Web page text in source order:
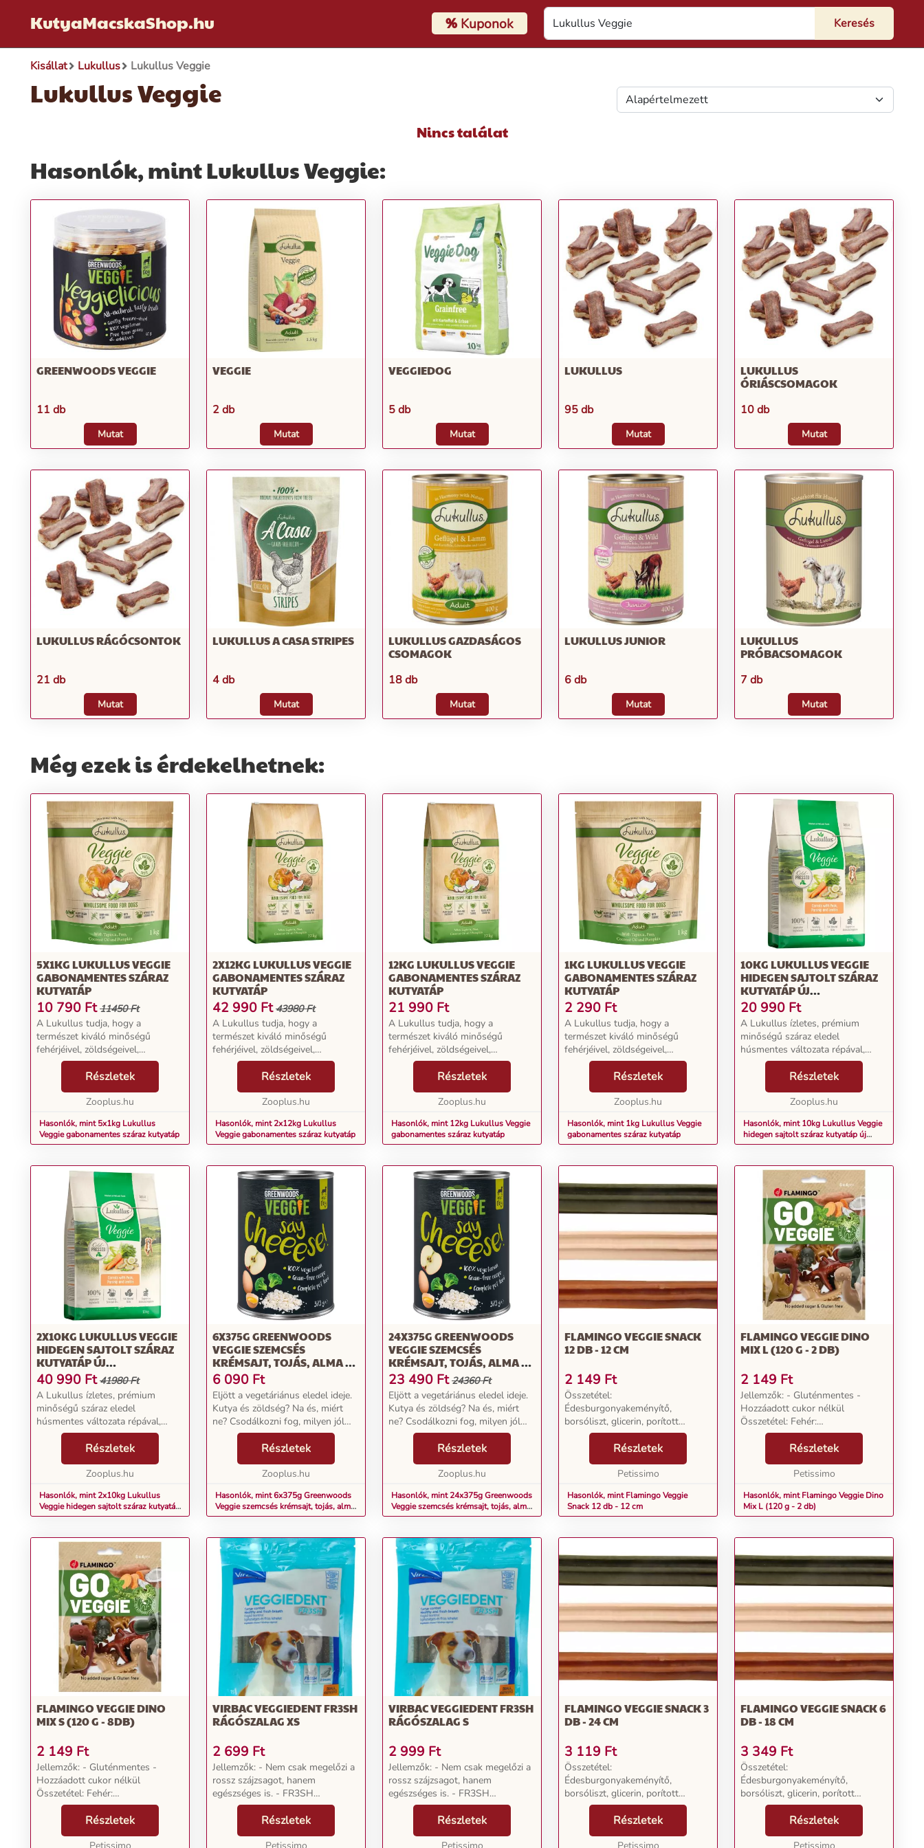
KutyaMacskaShop.hu %Kuponok
Kisállat Lukullus Lukullus Veggie
Lukullus Veggie
Nincs találat
Hasonlók, mint Lukullus Veggie:
GREENWOODS VEGGIE
11 db
Mutat
VEGGIE
2 db
Mutat
VEGGIEDOG
5 db
Mutat
LUKULLUS
95 db
Mutat
LUKULLUS
ÓRIÁSCSOMAGOK
10 db
Mutat
LUKULLUS RÁGÓCSONTOK
21 db
Mutat
LUKULLUS A CASA STRIPES
4 db
Mutat
LUKULLUS GAZDASÁGOS
CSOMAGOK
18 db
Mutat
LUKULLUS JUNIOR
6 db
Mutat
LUKULLUS
PRÓBACSOMAGOK
7 db
Mutat
Még ezek is érdekelhetnek:
5X1KG LUKULLUS VEGGIE
GABONAMENTES SZÁRAZ
KUTYATÁP
10 790 Ft 11450 Ft
A Lukullus tudja, hogy a
természet kiváló minőségű
fehérjéivel, zöldségeivel,
gyümölcseivel és értékes olajaival
mindent megad, amire kutyájának
tápanyagdús és ízletes
étrendjéhez szüksége van. A
Részletek
Zooplus.hu
Hasonlók, mint 5x1kg Lukullus
Veggie gabonamentes száraz kutyatáp
2X12KG LUKULLUS VEGGIE
GABONAMENTES SZÁRAZ
KUTYATÁP
42 990 Ft 43980 Ft
A Lukullus tudja, hogy a
természet kiváló minőségű
fehérjéivel, zöldségeivel,
gyümölcseivel és értékes olajaival
mindent megad, amire kutyájának
tápanyagdús és ízletes
étrendjéhez szüksége van. A
Részletek
Zooplus.hu
Hasonlók, mint 2x12kg Lukullus
Veggie gabonamentes száraz kutyatáp
12KG LUKULLUS VEGGIE
GABONAMENTES SZÁRAZ
KUTYATÁP
21 990 Ft
A Lukullus tudja, hogy a
természet kiváló minőségű
fehérjéivel, zöldségeivel,
gyümölcseivel és értékes olajaival
mindent megad, amire kutyájának
tápanyagdús és ízletes
étrendjéhez szüksége van. A
Részletek
Zooplus.hu
Hasonlók, mint 12kg Lukullus Veggie
gabonamentes száraz kutyatáp
1KG LUKULLUS VEGGIE
GABONAMENTES SZÁRAZ
KUTYATÁP
2 290 Ft
A Lukullus tudja, hogy a
természet kiváló minőségű
fehérjéivel, zöldségeivel,
gyümölcseivel és értékes olajaival
mindent megad, amire kutyájának
tápanyagdús és ízletes
étrendjéhez szüksége van. A
Részletek
Zooplus.hu
Hasonlók, mint 1kg Lukullus Veggie
gabonamentes száraz kutyatáp
10KG LUKULLUS VEGGIE
HIDEGEN SAJTOLT SZÁRAZ
KUTYATÁP ÚJ
RECEPTÚRÁVAL
20 990 Ft
A Lukullus ízletes, prémium
minőségű száraz eledel
húsmentes változata répával,
paszternákkal és cikóriával
különleges receptúrát kínál ínyenc
kutyájának. A válogatott,
természetes összetevőket kíméle...
Részletek
Zooplus.hu
Hasonlók, mint 10kg Lukullus Veggie
hidegen sajtolt száraz kutyatáp új
receptúrával
2X10KG LUKULLUS VEGGIE
HIDEGEN SAJTOLT SZÁRAZ
KUTYATÁP ÚJ
RECEPTÚRÁVAL
40 990 Ft 41980 Ft
A Lukullus ízletes, prémium
minőségű száraz eledel
húsmentes változata répával,
paszternákkal és cikóriával
különleges receptúrát kínál ínyenc
kutyájának. A válogatott,
természetes összetevőket kíméle...
Részletek
Zooplus.hu
Hasonlók, mint 2x10kg Lukullus
Veggie hidegen sajtolt száraz kutyatáp
új receptúrával
6X375G GREENWOODS
VEGGIE SZEMCSÉS
KRÉMSAJT, TOJÁS, ALMA &
BROKKOLI NEDVES
KUTYATÁP
6 090 Ft
Eljött a vegetáriánus eledel ideje.
Kutya és zöldség? Na és, miért
ne? Csodálkozni fog, milyen jól
összeillenek.. Mert ez a
Greenwoods receptúra
gyümölcsök és zöldségek
tökéletes keverékét kínálja. Em...
Részletek
Zooplus.hu
Hasonlók, mint 6x375g Greenwoods
Veggie szemcsés krémsajt, tojás, alma
& brokkoli nedves kutyatáp
24X375G GREENWOODS
VEGGIE SZEMCSÉS
KRÉMSAJT, TOJÁS, ALMA &
BROKKOLI NEDVES
KUTYATÁP
23 490 Ft 24360 Ft
Eljött a vegetáriánus eledel ideje.
Kutya és zöldség? Na és, miért
ne? Csodálkozni fog, milyen jól
összeillenek.. Mert ez a
Greenwoods receptúra
gyümölcsök és zöldségek
tökéletes keverékét kínálja. Em...
Részletek
Zooplus.hu
Hasonlók, mint 24x375g Greenwoods
Veggie szemcsés krémsajt, tojás, alma
& brokkoli nedves kutyatáp
FLAMINGO VEGGIE SNACK
12 DB - 12 CM
2 149 Ft
Összetétel:
Édesburgonyakeményítő,
borsóliszt, glicerin, porított
cellulóz, lecitin, szárított
sörélesztő, természetes
színezőanyag, lucerna.
Adalékanyagok: Érzékszervi
Részletek
Petissimo
Hasonlók, mint Flamingo Veggie
Snack 12 db - 12 cm
FLAMINGO VEGGIE DINO
MIX L (120 G - 2 DB)
2 149 Ft
Jellemzők: - Gluténmentes -
Hozzáadott cukor nélkül
Összetétel: Fehér:
édesburgonyaliszt 49,90%,
borsókeményítő 23,30%, glicerin
8,5%, kalcium-karbonát 8%,
cellulózpor 5%, szárított élesztő
Részletek
Petissimo
Hasonlók, mint Flamingo Veggie Dino
Mix L (120 g - 2 db)
FLAMINGO VEGGIE DINO
MIX S (120 G - 8DB)
2 149 Ft
Jellemzők: - Gluténmentes -
Hozzáadott cukor nélkül
Összetétel: Fehér:
édesburgonyaliszt 49,90%,
borsókeményítő 23,30%, glicerin
8,5%, kalcium-karbonát 8%,
Részletek
VIRBAC VEGGIEDENT FR3SH
RÁGÓSZALAG XS
2 699 Ft
Jellemzők: - Nem csak megelőzi a
rossz szájzsagot, hanem
egészséges is. - FR3SH
technológia 1. tisztít: A szájüregi
eredetű rossz szagok ellen. 2.
hűsít: Hűsítő hatása miatt frissíti a
Részletek
VIRBAC VEGGIEDENT FR3SH
RÁGÓSZALAG S
2 999 Ft
Jellemzők: - Nem csak megelőzi a
rossz szájzsagot, hanem
egészséges is. - FR3SH
technológia 1. tisztít: A szájüregi
eredetű rossz szagok ellen. 2.
hűsít: Hűsítő hatása miatt frissíti a
Részletek
FLAMINGO VEGGIE SNACK 3
DB - 24 CM
3 119 Ft
Összetétel:
Édesburgonyakeményítő,
borsóliszt, glicerin, porított
cellulóz, lecitin, szárított
sörélesztő, természetes
színezőanyag, lucerna.
Részletek
FLAMINGO VEGGIE SNACK 6
DB - 18 CM
3 349 Ft
Összetétel:
Édesburgonyakeményítő,
borsóliszt, glicerin, porított
cellulóz, lecitin, szárított
sörélesztő, természetes
színezőanyag, lucerna.
Részletek